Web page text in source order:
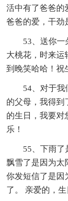
活中有了爸爸的
爸爸的爱，干劲
53、送你
大桃花，时来运
到晚笑哈哈！祝
54、对于
的父母，我得到
的生日，我要对
乐！
55、下雨了
飘雪了是因为太
你发短信了是因
了。 亲爱的，生